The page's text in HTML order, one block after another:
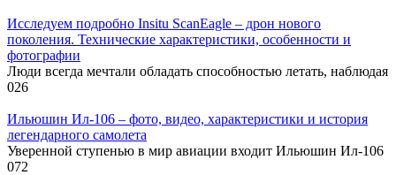
Исследуем подробно Insitu ScanEagle – дрон нового
поколения. Технические характеристики, особенности и
фотографии
Люди всегда мечтали обладать способностью летать, наблюдая
026
Ильюшин Ил-106 – фото, видео, характеристики и история
легендарного самолета
Уверенной ступенью в мир авиации входит Ильюшин Ил-106
072